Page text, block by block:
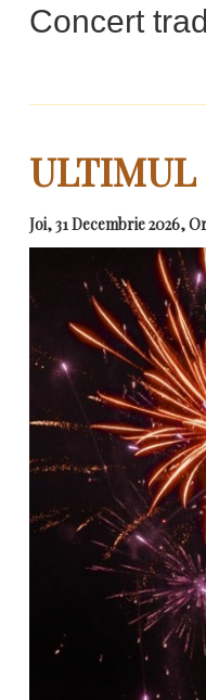
Concert
ULTIMUL
Joi, 31 Decembrie 2026,